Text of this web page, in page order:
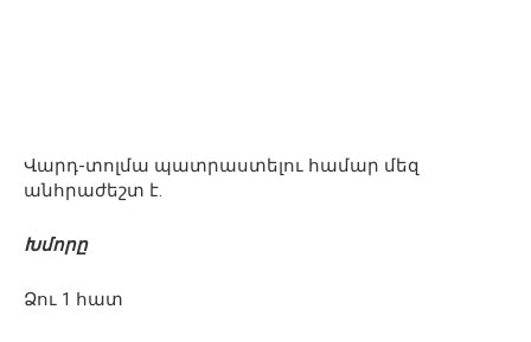
Վարդ-տոլմա պատրաստելու համար մեզ
անհրաժեշտ է.
Խմորը
Ձու 1 հատ